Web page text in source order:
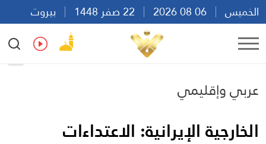
الخميس
بيروت
20:33
Ar
عربي وإقليمي
الخارجية الإيرانية: الاعتداءات